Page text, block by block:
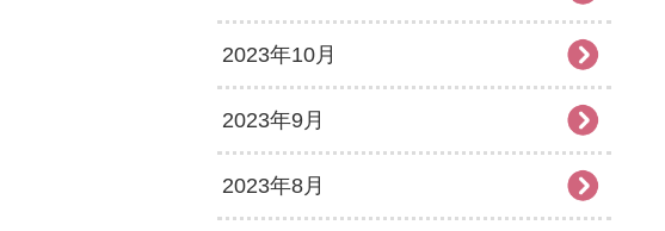
2023年10月
2023年9月
2023年8月